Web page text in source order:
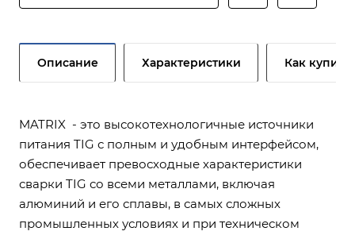
Описание Характеристики Как купить
MATRIX - это высокотехнологичные источники
питания TIG с полным и удобным интерфейсом,
обеспечивает превосходные характеристики
сварки TIG со всеми металлами, включая
алюминий и его сплавы, в самых сложных
промышленных условиях и при техническом